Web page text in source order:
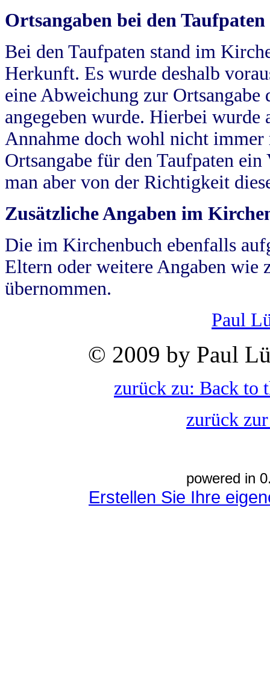
Ortsangaben bei den Taufpaten
Bei den Taufpaten stand im
Herkunft. Es wurde deshalb
eine Abweichung zur
angegeben wurde. Hierbei wurde
Annahme doch wohl nicht
Ortsangabe für den Taufpaten
man aber von der Richtigkeit
Zusätzliche Angaben im
Die im Kirchenbuch ebenfalls
Eltern oder weitere Angaben wie
übernommen.
Paul
© 2009 by Paul
zurück zu: Back to
zurück
powered in
Erstellen Sie Ihre